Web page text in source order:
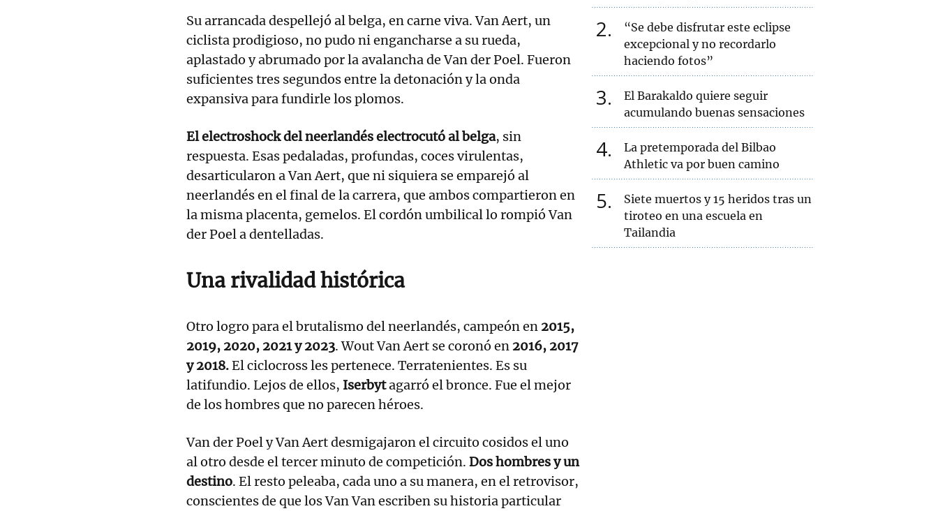
Su arrancada despellejó al belga, en carne viva. Van Aert, un
ciclista prodigioso, no pudo ni engancharse a su rueda,
aplastado y abrumado por la avalancha de Van der Poel. Fueron
suficientes tres segundos entre la detonación y la onda
expansiva para fundirle los plomos.
El electroshock del neerlandés electrocutó al belga, sin
respuesta. Esas pedaladas, profundas, coces virulentas,
desarticularon a Van Aert, que ni siquiera se emparejó al
neerlandés en el final de la carrera, que ambos compartieron en
la misma placenta, gemelos. El cordón umbilical lo rompió Van
der Poel a dentelladas.
Una rivalidad histórica
Otro logro para el brutalismo del neerlandés, campeón en 2015,
2019, 2020, 2021 y 2023. Wout Van Aert se coronó en 2016, 2017
y 2018.El ciclocross les pertenece. Terratenientes. Es su
latifundio. Lejos de ellos, Iserbytagarró el bronce. Fue el mejor
de los hombres que no parecen héroes.
Van der Poel y Van Aert desmigajaron el circuito cosidos el uno
al otro desde el tercer minuto de competición. Dos hombres y un
destino. El resto peleaba, cada uno a su manera, en el retrovisor,
conscientes de que los Van Van escriben su historia particular
2
“Se debe disfrutar este eclipse
excepcional y no recordarlo
haciendo fotos”
3
El Barakaldo quiere seguir
acumulando buenas sensaciones
4
La pretemporada del Bilbao
Athletic va por buen camino
5
Siete muertos y 15 heridos tras un
tiroteo en una escuela en
Tailandia